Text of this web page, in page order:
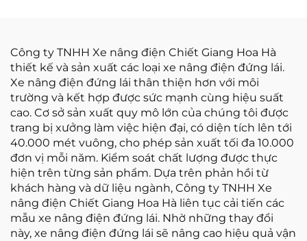
Công ty TNHH Xe nâng điện Chiết Giang Hoa Hà
thiết kế và sản xuất các loại xe nâng điện đứng lái.
Xe nâng điện đứng lái thân thiện hơn với môi
trường và kết hợp được sức mạnh cùng hiệu suất
cao. Cơ sở sản xuất quy mô lớn của chúng tôi được
trang bị xưởng làm việc hiện đại, có diện tích lên tới
40.000 mét vuông, cho phép sản xuất tối đa 10.000
đơn vị mỗi năm. Kiểm soát chất lượng được thực
hiện trên từng sản phẩm. Dựa trên phản hồi từ
khách hàng và dữ liệu ngành, Công ty TNHH Xe
nâng điện Chiết Giang Hoa Hà liên tục cải tiến các
mẫu xe nâng điện đứng lái. Nhờ những thay đổi
này, xe nâng điện đứng lái sẽ nâng cao hiệu quả vận